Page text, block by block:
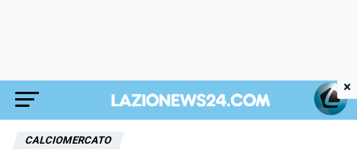
CALCIOMERCATO
×